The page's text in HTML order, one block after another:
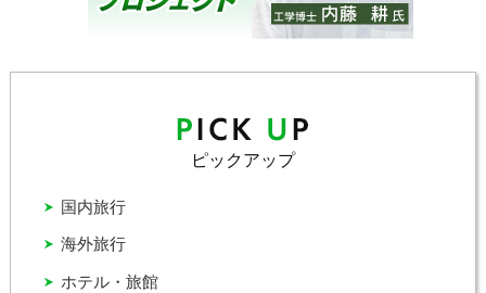
ピックアップ
ホテル・旅館
国内旅行
海外旅行